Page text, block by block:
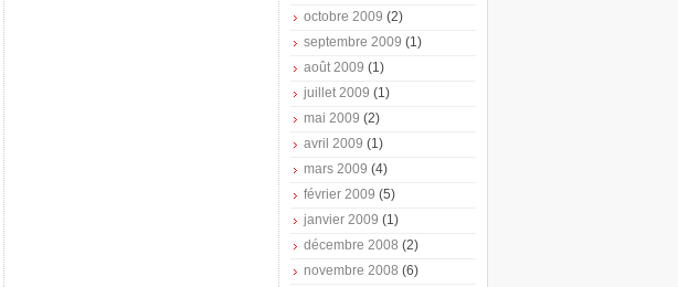
octobre 2009 (2)
septembre 2009 (1)
août 2009 (1)
juillet 2009 (1)
mai 2009 (2)
avril 2009 (1)
mars 2009 (4)
février 2009 (5)
janvier 2009 (1)
décembre 2008 (2)
novembre 2008 (6)